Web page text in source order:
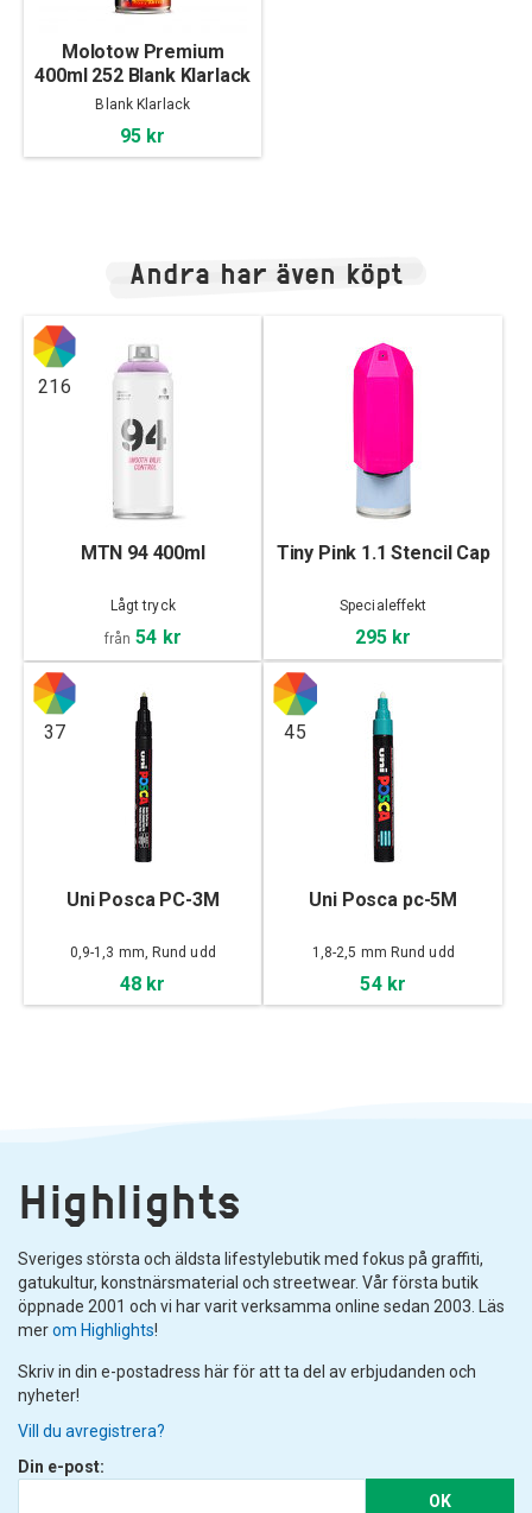
Molotow Premium
400ml 252 Blank Klarlack
Blank Klarlack
95 kr
Andra har även köpt
216
MTN 94 400ml
Lågt tryck
från 54 kr
Tiny Pink 1.1 Stencil Cap
Specialeffekt
295 kr
37
Uni Posca PC-3M
0,9-1,3 mm, Rund udd
48 kr
45
Uni Posca pc-5M
1,8-2,5 mm Rund udd
54 kr
Highlights
Sveriges största och äldsta lifestylebutik med fokus på graffiti,
gatukultur, konstnärsmaterial och streetwear. Vår första butik
öppnade 2001 och vi har varit verksamma online sedan 2003. Läs
merom Highlights!
Skriv in din e-postadress här för att ta del av erbjudanden och
nyheter!
Vill du avregistrera?
Din e-post:
OK